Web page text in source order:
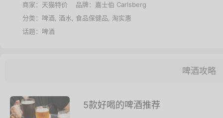
商家： 天猫特价 品牌： 嘉士伯 Carlsberg
分类： 啤酒 酒水 食品保健品
淘实惠
话题： 啤酒
啤酒攻略
5款好喝的啤酒推荐